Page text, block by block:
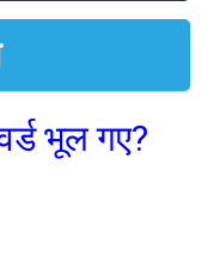
भूल गए?